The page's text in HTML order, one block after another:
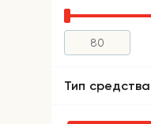
Тип средства